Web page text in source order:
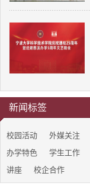
新闻标签
校园活动 外媒关注
办学特色
学生工作
讲座
校企合作